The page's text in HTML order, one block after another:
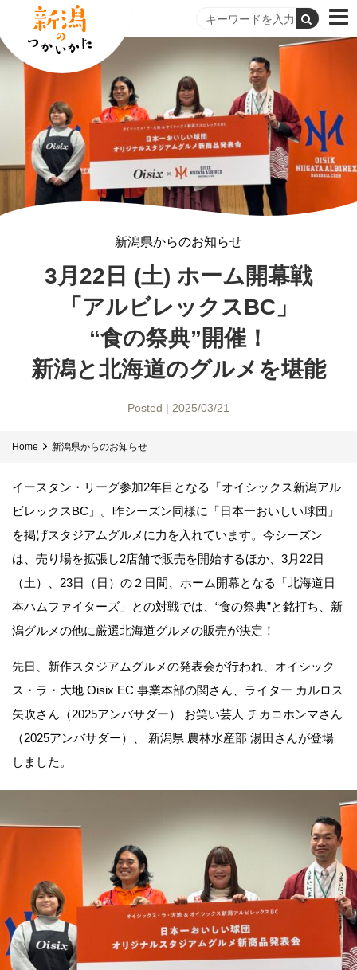
新潟県からのお知らせ
3月22日 (土) ホーム開幕戦
「アルビレックスBC」
“食の祭典”開催！
新潟と北海道のグルメを堪能
Posted | 2025/03/21
Home 新潟県からのお知らせ
イースタン・リーグ参加2年目となる「オイシックス新潟アル
ビレックスBC」。昨シーズン同様に「日本一おいしい球団」
を掲げスタジアムグルメに力を入れています。今シーズン
は、売り場を拡張し2店舗で販売を開始するほか、3月22日
（土）、23日（日）の２日間、ホーム開幕となる「北海道日
本ハムファイターズ」との対戦では、“食の祭典”と銘打ち、新
潟グルメの他に厳選北海道グルメの販売が決定！
先日、新作スタジアムグルメの発表会が行われ、オイシック
ス・ラ・大地 Oisix EC 事業本部の関さん、ライター カルロス
矢吹さん（2025アンバサダー） お笑い芸人 チカコホンマさん
（2025アンバサダー）、 新潟県 農林水産部 湯田さんが登場
しました。